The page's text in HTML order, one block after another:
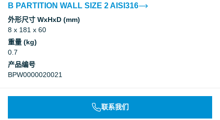
B PARTITION WALL SIZE 2 AISI316
外形尺寸 WxHxD (mm)
8 x 181 x 60
重量 (kg)
0.7
产品编号
BPW0000020021
联系我们